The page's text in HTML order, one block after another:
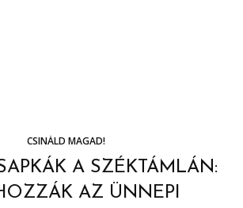
CSINÁLD MAGAD!
A SZÉKTÁMLÁN:
AZ ÜNNEPI